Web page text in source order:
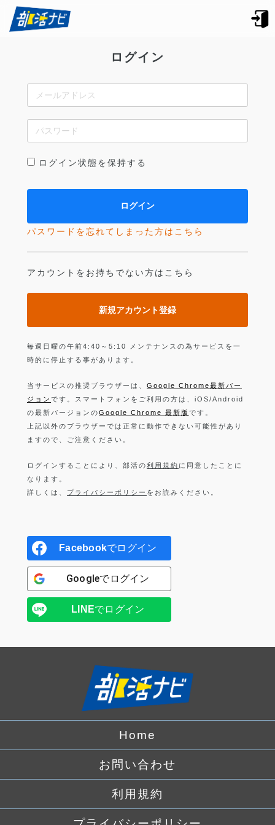
ログイン
ログイン状態を保持する
パスワードを忘れてしまった方はこちら
アカウントをお持ちでない方はこちら
新規アカウント登録
毎週日曜の午前4:40～5:10 メンテナンスの為サービスを一
時的に停止する事があります。
当サービスの推奨ブラウザーは、 Google Chrome最新バー
ジョン です。スマートフォンをご利用の方は、iOS/Android
の最新バージョンのGoogle Chrome 最新版 です。
上記以外のブラウザーでは正常に動作できない可能性があり
ますので、ご注意ください。
ログインすることにより、部活の利用規約 に同意したことに
なります。
詳しくは、 プライバシーポリシー をお読みください。
Facebookでログイン
Googleでログイン
LINEでログイン
Home
お問い合わせ
利用規約